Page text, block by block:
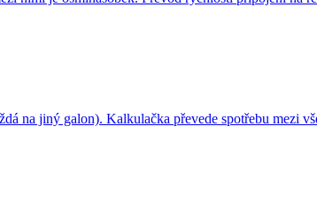
na jiný galon). Kalkulačka převede spotřebu mezi